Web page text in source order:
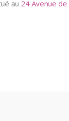
au 24 Avenue de